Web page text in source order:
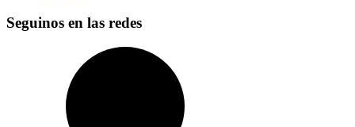
Seguinos en las redes